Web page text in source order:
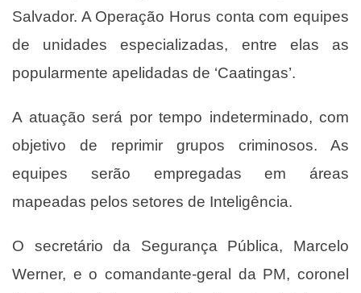
Salvador. A Operação Horus conta com equipes
de unidades especializadas, entre elas as
popularmente apelidadas de ‘Caatingas’.
A atuação será por tempo indeterminado, com
objetivo de reprimir grupos criminosos. As
equipes serão empregadas em áreas
mapeadas pelos setores de Inteligência.
O secretário da Segurança Pública, Marcelo
Werner, e o comandante-geral da PM, coronel